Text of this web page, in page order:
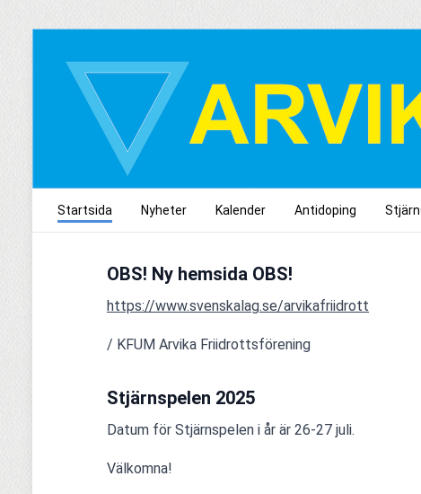
Startsida Nyheter Kalender Antidoping
OBS! Ny hemsida OBS!
https://www.svenskalag.se/arvikafriidrott
/ KFUM Arvika Friidrottsförening
Stjärnspelen 2025
Datum för Stjärnspelen i år är 26-27 juli.
Välkomna!